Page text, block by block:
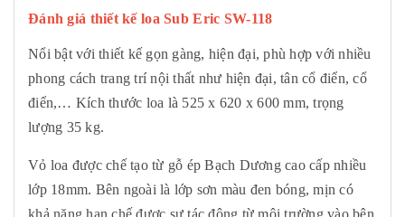
Đánh giá thiết kế loa Sub Eric SW-118
Nổi bật với thiết kế gọn gàng, hiện đại, phù hợp với nhiều
phong cách trang trí nội thất như hiện đại, tân cổ điển, cổ
điển,… Kích thước loa là 525 x 620 x 600 mm, trọng
lượng 35 kg.
Vỏ loa được chế tạo từ gỗ ép Bạch Dương cao cấp nhiều
lớp 18mm. Bên ngoài là lớp sơn màu đen bóng, mịn có